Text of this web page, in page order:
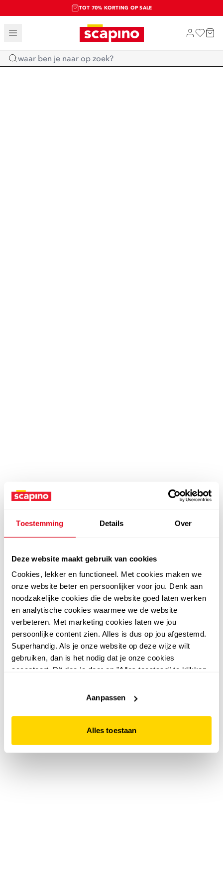
Toestemming Details Over
Deze website maakt gebruik van cookies
Cookies, lekker en functioneel. Met cookies maken we
onze website beter en persoonlijker voor jou. Denk aan
noodzakelijke cookies die de website goed laten werken
en analytische cookies waarmee we de website
verbeteren. Met marketing cookies laten we jou
persoonlijke content zien. Alles is dus op jou afgestemd.
Superhandig. Als je onze website op deze wijze wilt
gebruiken, dan is het nodig dat je onze cookies
accepteert. Dit doe je door op "Alles toestaan" te klikken.
website niet optimaal functioneert.
Aanpassen
Alles toestaan
TOT 70% KORTING OP SALE
SALE: LAATSTE KANS!
SHOP NIEUW
Home